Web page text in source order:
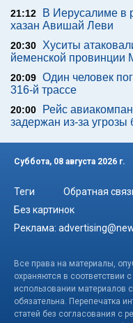
21:12
В Иерусалиме в
хазан Авишай Леви
20:30
Хуситы
йеменской провинции
20:09 Один человек
316-й трассе
20:00
Рейс
задержан из-за угрозы
Суббота, 08 августа 2026 г.
Теги Обратная
Без картинок
Реклама:
Все права на материалы,
охраняются в соответствии
использовании материалов
обязательна. Перепечатка
статей без согласования с